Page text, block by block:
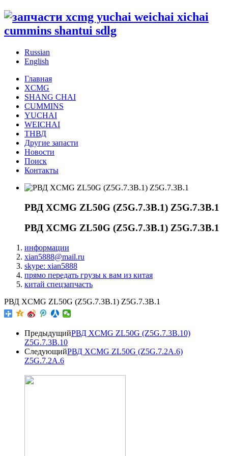
Russian
English
Главная
XCMG
SHANG CHAI
CUMMINS
YUCHAI
WEICHAI
ТНВД
Другие запасти
Новости
Поиск
Контакты
РВД XCMG ZL50G (Z5G.7.3B.1) Z5G.7.3B.1
РВД XCMG ZL50G (Z5G.7.3B.1) Z5G.7.3B.1
информации
xian5888@mail.ru
skype: xian5888
прямо передать грузы к вам из китая
китай спецзапчасть
РВД XCMG ZL50G (Z5G.7.3B.1) Z5G.7.3B.1
ПредыдущийРВД XCMG ZL50G (Z5G.7.3B.10)
Z5G.7.3B.10
СледующийРВД XCMG ZL50G (Z5G.7.2A.6)
Z5G.7.2A.6